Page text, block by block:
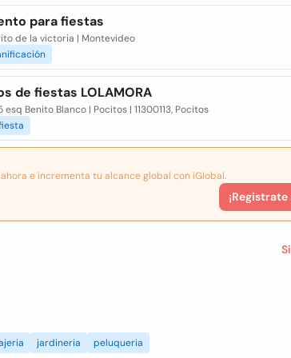
para fiestas
de la victoria | Montevideo
de fiestas LOLAMORA
Benito Blanco | Pocitos | 11300113, Pocitos
e incrementa tu alcance global con iGlobal.
¡Registrate
jardineria peluqueria